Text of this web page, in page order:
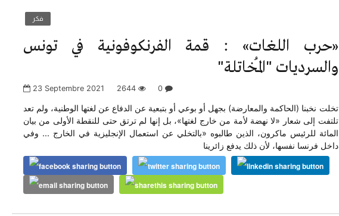
فكر
«حرب اللغات» : قمة الفرنكوفونية في تونس
والسرديات "المُخاتلة"
23 Septembre 2021 2644 0
تخلت نخبنا (الحاكمة والمعارضة) بجهل أو بوعي أو بتبعية عن الدفاع عن لغتها الوطنية، ولم تعد
تلتفت إلى شعار «لا نهضة لأمة من خارج لغتها»، بل إنها لم ترتق حتى للنقطة الأولى من بيان
المائة للرئيس ماكرون، الذين طالبوه «بالتخلي عن استعمال الإنجليزية في الخارج ... وفي
داخل فرنسا نفسها، لأن ذلك يدفع زائرينا